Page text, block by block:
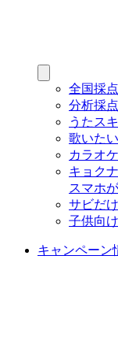
全国採
分析採
うたス
歌いた
カラオ
キョク
スマホ
サビだ
子供向
キャンペーン